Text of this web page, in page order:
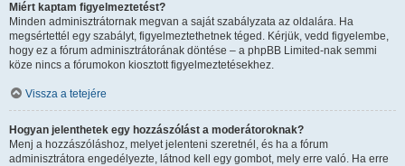
Miért kaptam figyelmeztetést?
Minden adminisztrátornak megvan a saját szabályzata az oldalára. Ha
megsértettél egy szabályt, figyelmeztethetnek téged. Kérjük, vedd figyelembe,
hogy ez a fórum adminisztrátorának döntése – a phpBB Limited-nak semmi
köze nincs a fórumokon kiosztott figyelmeztetésekhez.
Vissza a tetejére
Hogyan jelenthetek egy hozzászólást a moderátoroknak?
Menj a hozzászóláshoz, melyet jelenteni szeretnél, és ha a fórum
adminisztrátora engedélyezte, látnod kell egy gombot, mely erre való. Ha erre